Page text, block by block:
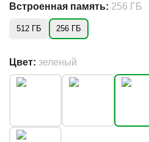
Встроенная память: 256 ГБ
512 ГБ 256 ГБ
Цвет: зеленый